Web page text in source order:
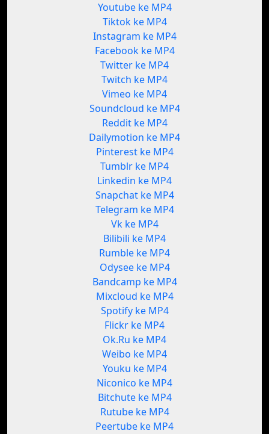
Youtube ke MP4
Tiktok ke MP4
Instagram ke MP4
Facebook ke MP4
Twitter ke MP4
Twitch ke MP4
Vimeo ke MP4
Soundcloud ke MP4
Reddit ke MP4
Dailymotion ke MP4
Pinterest ke MP4
Tumblr ke MP4
Linkedin ke MP4
Snapchat ke MP4
Telegram ke MP4
Vk ke MP4
Bilibili ke MP4
Rumble ke MP4
Odysee ke MP4
Bandcamp ke MP4
Mixcloud ke MP4
Spotify ke MP4
Flickr ke MP4
Ok.Ru ke MP4
Weibo ke MP4
Youku ke MP4
Niconico ke MP4
Bitchute ke MP4
Rutube ke MP4
Peertube ke MP4